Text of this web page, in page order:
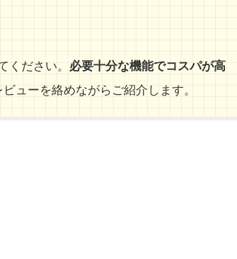
ください。 必要十分な機能でコスパが高
ューを絡めながらご紹介します。